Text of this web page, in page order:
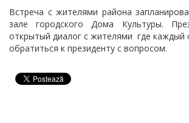
Встреча с жителями района
зале городского Дома Культуры.
открытый диалог с жителями где
обратиться к президенту с вопросом.